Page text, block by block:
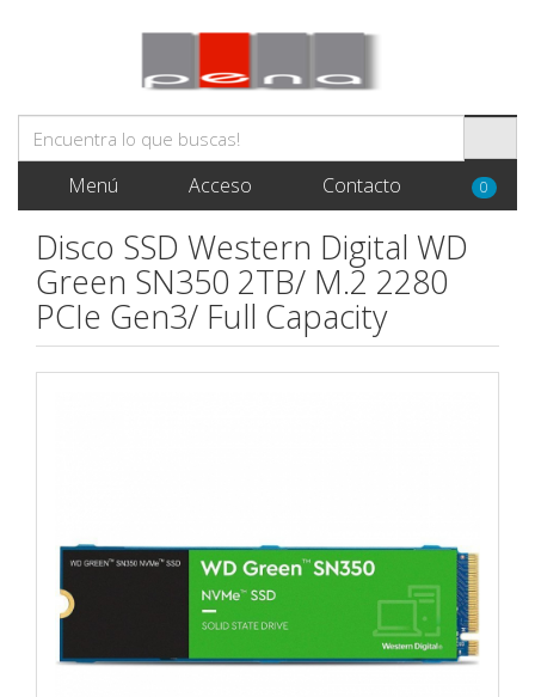
Menú Acceso Contacto 0
Disco SSD Western Digital WD
Green SN350 2TB/ M.2 2280
PCIe Gen3/ Full Capacity